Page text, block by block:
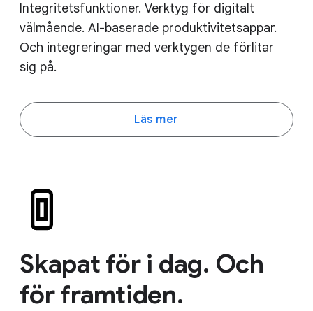
Integritetsfunktioner. Verktyg för digitalt
välmående. AI-baserade produktivitetsappar.
Och integreringar med verktygen de förlitar
sig på.
Läs mer
Skapat för i dag. Och
för framtiden.